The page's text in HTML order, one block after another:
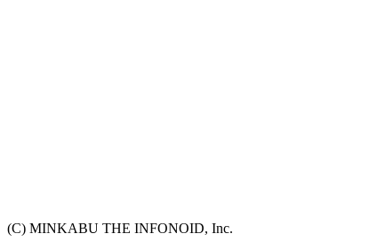
(C) MINKABU THE INFONOID, Inc.